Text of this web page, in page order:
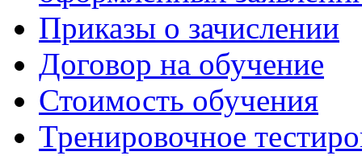
Приказы о зачислении
Договор на обучение
Стоимость обучения
Тренировочное